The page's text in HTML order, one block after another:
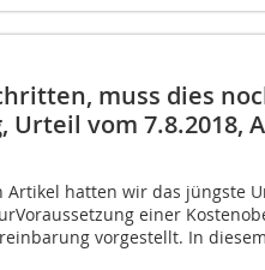
muss dies
vom 7.8.2018,
Artikel hatten wir das jüngste
einer
vorgestellt. In